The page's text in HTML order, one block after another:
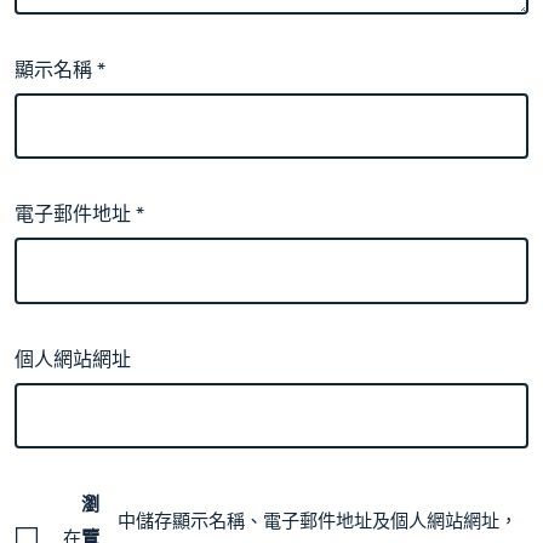
顯示名稱*
電子郵件地址*
個人網站網址
在
瀏
覽
中儲存顯示名稱、電子郵件地址及個人網站網址，